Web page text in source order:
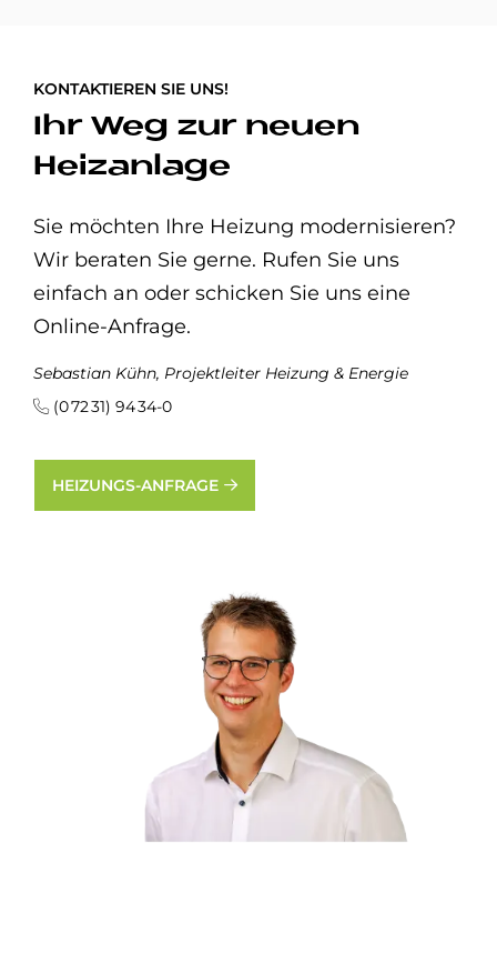
KONTAKTIEREN SIE UNS!
Ihr Weg zur neuen
Heizanlage
Sie möchten Ihre Heizung modernisieren?
Wir beraten Sie gerne. Rufen Sie uns
einfach an oder schicken Sie uns eine
Online-Anfrage.
Sebastian Kühn, Projektleiter Heizung & Energie
(0 72 31) 94 34-0
HEIZUNGS-ANFRAGE